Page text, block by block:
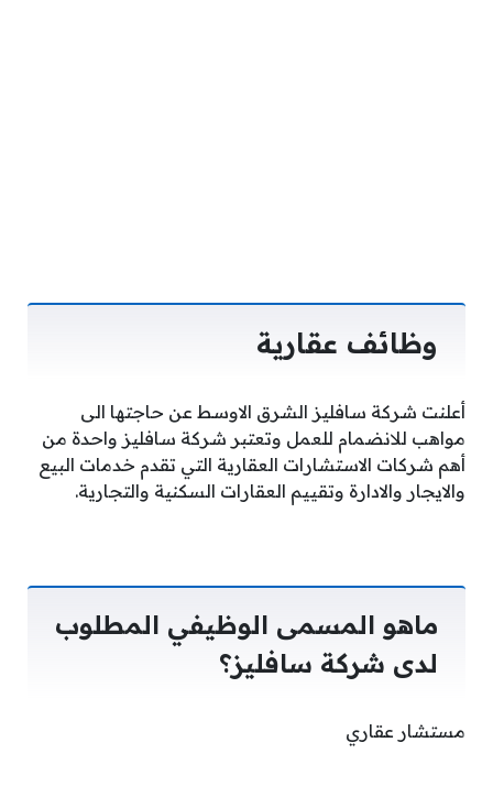
وظائف عقارية
أعلنت شركة سافليز الشرق الاوسط عن حاجتها الى
مواهب للانضمام للعمل وتعتبر شركة سافليز واحدة من
أهم شركات الاستشارات العقارية التي تقدم خدمات البيع
والايجار والادارة وتقييم العقارات السكنية والتجارية.
ماهو المسمى الوظيفي المطلوب
لدى شركة سافليز؟
مستشار عقاري